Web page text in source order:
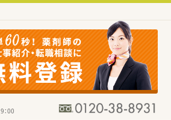
：00